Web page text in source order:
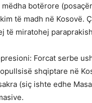
botërore
të madh në Kosovë.
të miratohej
Forcat serbe
shqiptare në
(siç ishte edhe